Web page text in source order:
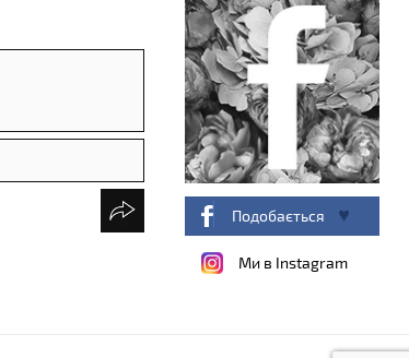
Подобається
Ми в Instagram